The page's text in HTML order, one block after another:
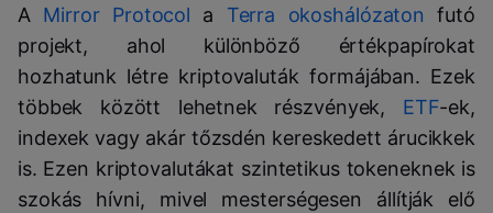
A Mirror Protocol a Terra okoshálózaton futó
projekt, ahol különböző értékpapírokat
hozhatunk létre kriptovaluták formájában. Ezek
többek között lehetnek részvények, ETF-ek,
indexek vagy akár tőzsdén kereskedett árucikkek
is. Ezen kriptovalutákat szintetikus tokeneknek is
szokás hívni, mivel mesterségesen állítják elő